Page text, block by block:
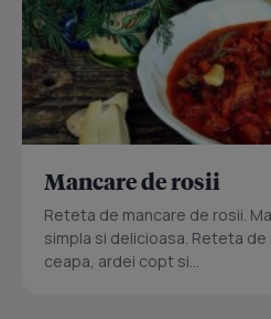
Mancare de rosii
Reteta de mancare de rosii.
simpla si delicioasa. Reteta
ceapa, ardei copt si...